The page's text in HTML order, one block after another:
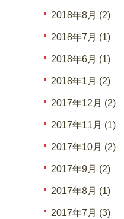
2018年8月 (2)
2018年7月 (1)
2018年6月 (1)
2018年1月 (2)
2017年12月 (2)
2017年11月 (1)
2017年10月 (2)
2017年9月 (2)
2017年8月 (1)
2017年7月 (3)